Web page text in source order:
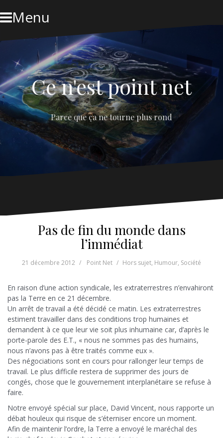
to
contentMenu
Ce n'est point net
Parce que ça ne tourne plus rond
Pas de fin du monde dans
l’immédiat
21 décembre 2012 Point Net Hors sujet, Humour, Société
En raison d’une action syndicale, les extraterrestres n’envahiront
pas la Terre en ce 21 décembre.
Un arrêt de travail a été décidé ce matin. Les extraterrestres
estiment travailler dans des conditions trop humaines et
demandent à ce que leur vie soit plus inhumaine car, d’après le
porte-parole des E.T., « nous ne sommes pas des humains,
nous n’avons pas à être traités comme eux ».
Des négociations sont en cours pour rallonger leur temps de
travail. Le plus difficile restera de supprimer des jours de
congés, chose que le gouvernement interplanétaire se refuse à
faire.
Notre envoyé spécial sur place, David Vincent, nous rapporte un
débat houleux qui risque de s’éterniser encore un moment.
Afin de maintenir l’ordre, la Terre a envoyé le maréchal des